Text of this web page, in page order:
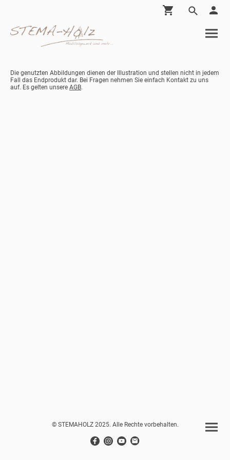
Die genutzten Abbildungen dienen der Illustration und stellen nicht in jedem
Fall das Endprodukt dar. Bei Fragen nehmen Sie einfach Kontakt zu uns
auf. Es gelten unsere AGB.
© STEMAHOLZ 2025. Alle Rechte vorbehalten.